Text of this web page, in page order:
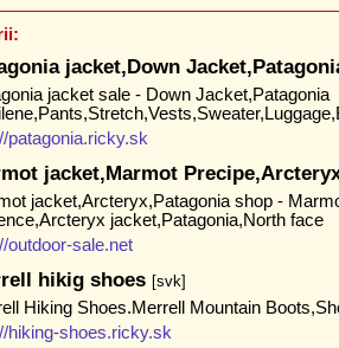
jacket,Down
jacket sale - Down Jacket,Patagonia
patagonia.ricky.sk
jacket,Marmot
jacket,Arcteryx,Patagonia shop -
jacket,Patagonia,North face
outdoor-sale.net
hikig shoes [svk]
Hiking Shoes.Merrell Mountain
hiking-shoes.ricky.sk